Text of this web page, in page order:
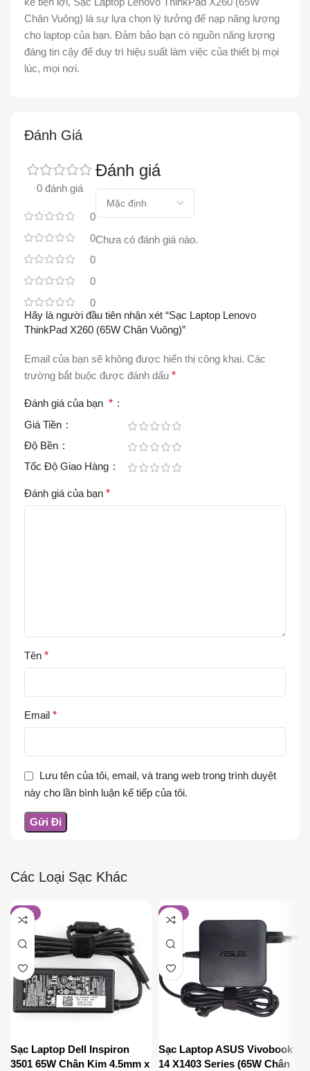
Chân Vuông) là sự lựa chọn lý tưởng để nạp năng lượng
cho laptop của bạn. Đảm bảo bạn có nguồn năng lượng
đáng tin cậy để duy trì hiệu suất làm việc của thiết bị mọi
lúc, mọi nơi.
Đánh Giá
0 đánh giá
0
0
0
0
0
Đánh giá
Chưa có đánh giá nào.
Hãy là người đầu tiên nhận xét “Sạc Laptop Lenovo
ThinkPad X260 (65W Chân Vuông)”
Email của bạn sẽ không được hiển thị công khai. Các
trường bắt buộc được đánh dấu *
Đánh giá của bạn *
Giá Tiền
Độ Bền
Tốc Độ Giao Hàng
Đánh giá của bạn *
Tên *
Email *
Lưu tên của tôi, email, và trang web trong trình duyệt
này cho lần bình luận kế tiếp của tôi.
Các Loại Sạc Khác
-26%
Sạc Laptop Dell Inspiron
3501 65W Chân Kim 4.5mm x
-15%
Sạc Laptop ASUS Vivobook
14 X1403 Series (65W Chân